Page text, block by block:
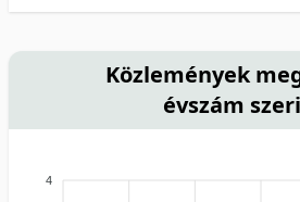
Közlemények
évszám
4